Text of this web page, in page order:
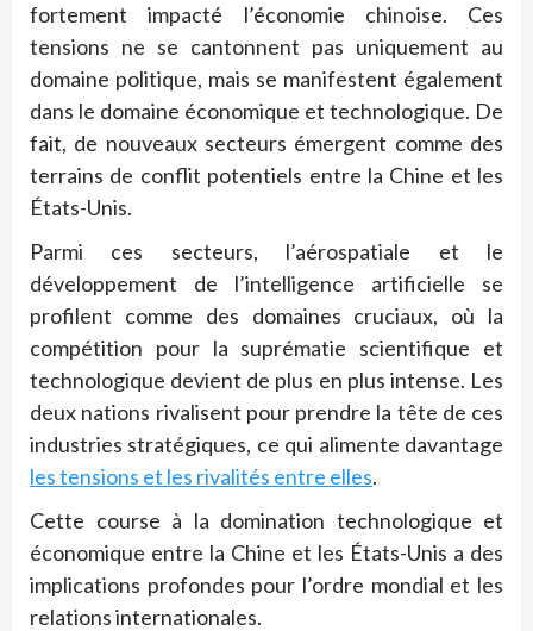
fortement impacté l’économie chinoise. Ces
tensions ne se cantonnent pas uniquement au
domaine politique, mais se manifestent également
dans le domaine économique et technologique. De
fait, de nouveaux secteurs émergent comme des
terrains de conflit potentiels entre la Chine et les
États-Unis.
Parmi ces secteurs, l’aérospatiale et le
développement de l’intelligence artificielle se
profilent comme des domaines cruciaux, où la
compétition pour la suprématie scientifique et
technologique devient de plus en plus intense. Les
deux nations rivalisent pour prendre la tête de ces
industries stratégiques, ce qui alimente davantage
les tensions et les rivalités entre elles.
Cette course à la domination technologique et
économique entre la Chine et les États-Unis a des
implications profondes pour l’ordre mondial et les
relations internationales.